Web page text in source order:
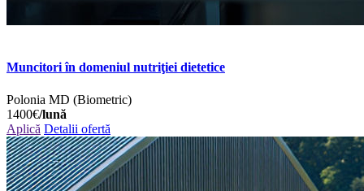
Muncitori în domeniul nutriţiei dietetice
Polonia MD (Biometric)
1400€/lună
Aplică Detalii ofertă